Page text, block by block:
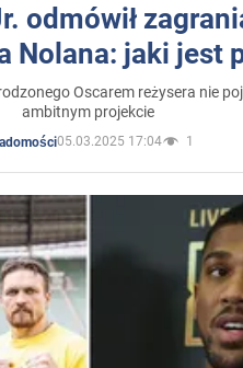
odmówił
Nolana: jaki jest
Oscarem reżysera nie
ambitnym projekcie
05.03.2025 17:04 1